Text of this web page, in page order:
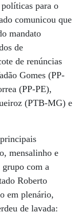
para o
comunicou que
mandato
de
de renúncias
Gomes (PP-
(PP-PE),
(PTB-MG) e
mensalinho e
com a
Roberto
em plenário,
de lavada: